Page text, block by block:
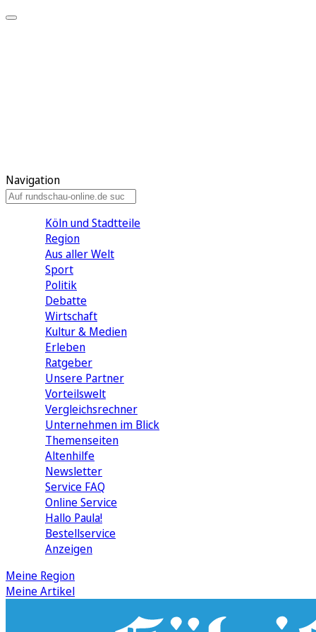
Navigation
Köln und Stadtteile
Region
Aus aller Welt
Sport
Politik
Debatte
Wirtschaft
Kultur & Medien
Erleben
Ratgeber
Unsere Partner
Vorteilswelt
Vergleichsrechner
Unternehmen im Blick
Themenseiten
Altenhilfe
Newsletter
Service FAQ
Online Service
Hallo Paula!
Bestellservice
Anzeigen
Meine Region
Meine Artikel